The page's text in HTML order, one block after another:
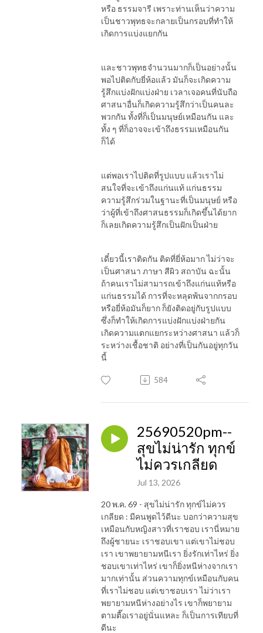
หรือ ธรรมจารี เพราะท่านเห็นว่าความ
เป็นชาวพุทธจะกลายเป็นกรอบที่ทำให้
เกิดการแบ่งแยกกัน
และชาวพุทธจำนวนมากก็เป็นอย่างนั้น
พอไปติดกับยี่ห้อแล้ว มันก็จะเกิดความ
รู้สึกแบ่งฝักแบ่งฝ่าย เวลาเจอคนที่นับถือ
ศาสนาอื่นก็เกิดความรู้สึกว่าเป็นคนละ
พวกกัน ทั้งที่ก็เป็นมนุษย์เหมือนกัน และ
ทั้ง ๆ ที่ก็อาจจะเข้าถึงธรรมเหมือนกัน
ก็ได้
แต่พอเราไปติดที่รูปแบบ แล้วเราไม่
สนใจที่จะเข้าถึงแก่นแท้ แก่นธรรม
ความรู้สึกร่วมในฐานะที่เป็นมนุษย์ หรือ
ว่าผู้ที่เข้าถึงศาสนธรรมก็เกิดขึ้นได้ยาก
ก็เลยเกิดความรู้สึกเป็นฝักเป็นฝ่าย
เดี๋ยวนี้เราติดกัน ติดที่ยี่ห้อมาก ไม่ว่าจะ
เป็นศาสนา ภาษา สีผิว สถาบัน ฉะนั้น
ถ้าคนเราไม่สามารถเข้าถึงแก่นแท้หรือ
แก่นธรรมได้ การที่จะหลุดพ้นจากกรอบ
หรือยี่ห้อมันก็ยาก ก็ยังติดอยู่กับรูปแบบ
ซึ่งก็ทำให้เกิดการแบ่งฝักแบ่งฝ่ายกัน
เกิดความแตกแยกระหว่างศาสนา แล้วก็
ระหว่างเชื้อชาติ อย่างที่เป็นกันอยู่ทุกวัน
นี้
584
25690520pm--
สุขไม่น่ารัก ทุกข์
ไม่ควรเกลียด
Jul 13, 2026
20 พ.ค. 69 - สุขไม่น่ารัก ทุกข์ไม่ควร
เกลียด : มีคนพูดไว้ดีนะ บอกว่าความสุข
เหมือนกับหญิงสาวที่เราชอบ เรานี่หมาย
ถึงผู้ชายนะ เราชอบเขา แต่เขาไม่ชอบ
เรา เขาพยายามหนีเรา ยิ่งรักเท่าไหร่ ยิ่ง
ชอบเขาเท่าไหร่ เขาก็ยิ่งหนีห่างจากเรา
มากเท่านั้น ส่วนความทุกข์เหมือนกับคน
ที่เราไม่ชอบ แต่เขาชอบเรา ไม่ว่าเรา
พยายามหนีห่างอย่างไร เขาก็พยายาม
ตามตื๊อเราอยู่นั่นแหละ ก็เป็นการเทียบที่
ดีนะ